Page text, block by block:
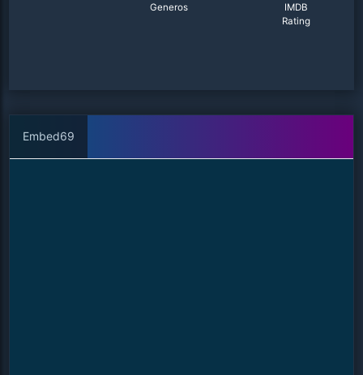
Generos
IMDB
Rating
Embed69